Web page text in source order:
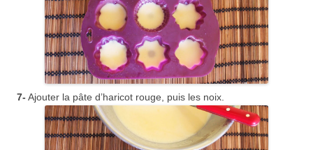
7- Ajouter la pâte d’haricot rouge, puis les noix.